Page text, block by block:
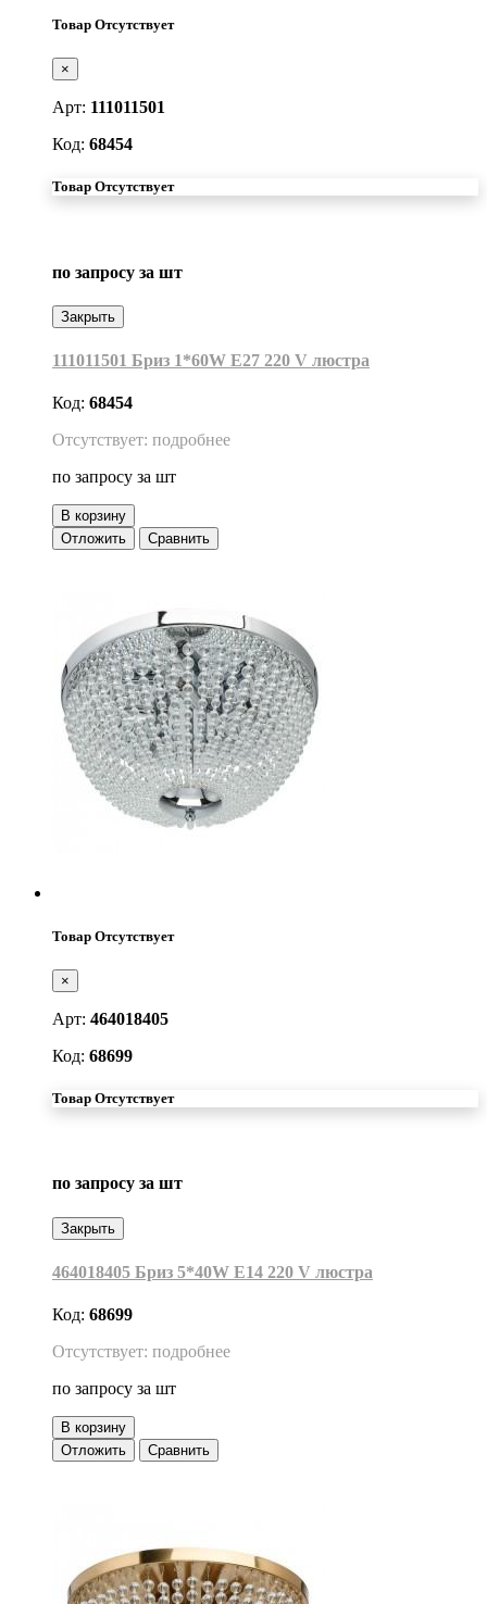
Товар Отсутствует
×
Арт: 111011501
Код: 68454
Товар Отсутствует
по запросу за шт
Закрыть
111011501 Бриз 1*60W Е27 220 V люстра
Код: 68454
Отсутствует: подробнее
по запросу за шт
В корзину
Отложить
Сравнить
Товар Отсутствует
×
Арт: 464018405
Код: 68699
Товар Отсутствует
по запросу за шт
Закрыть
464018405 Бриз 5*40W Е14 220 V люстра
Код: 68699
Отсутствует: подробнее
по запросу за шт
В корзину
Отложить
Сравнить